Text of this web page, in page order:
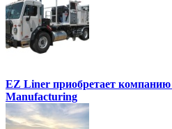
EZ Liner приобретает
Manufacturing